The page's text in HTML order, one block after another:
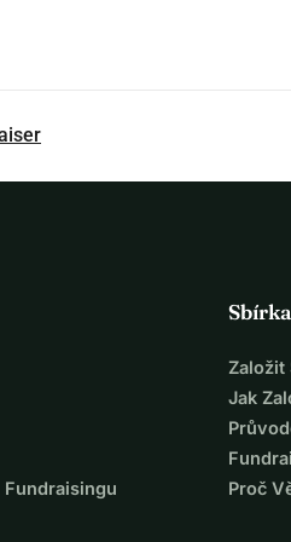
Fundraisingu
Sbírka
Založit
Jak
Proč